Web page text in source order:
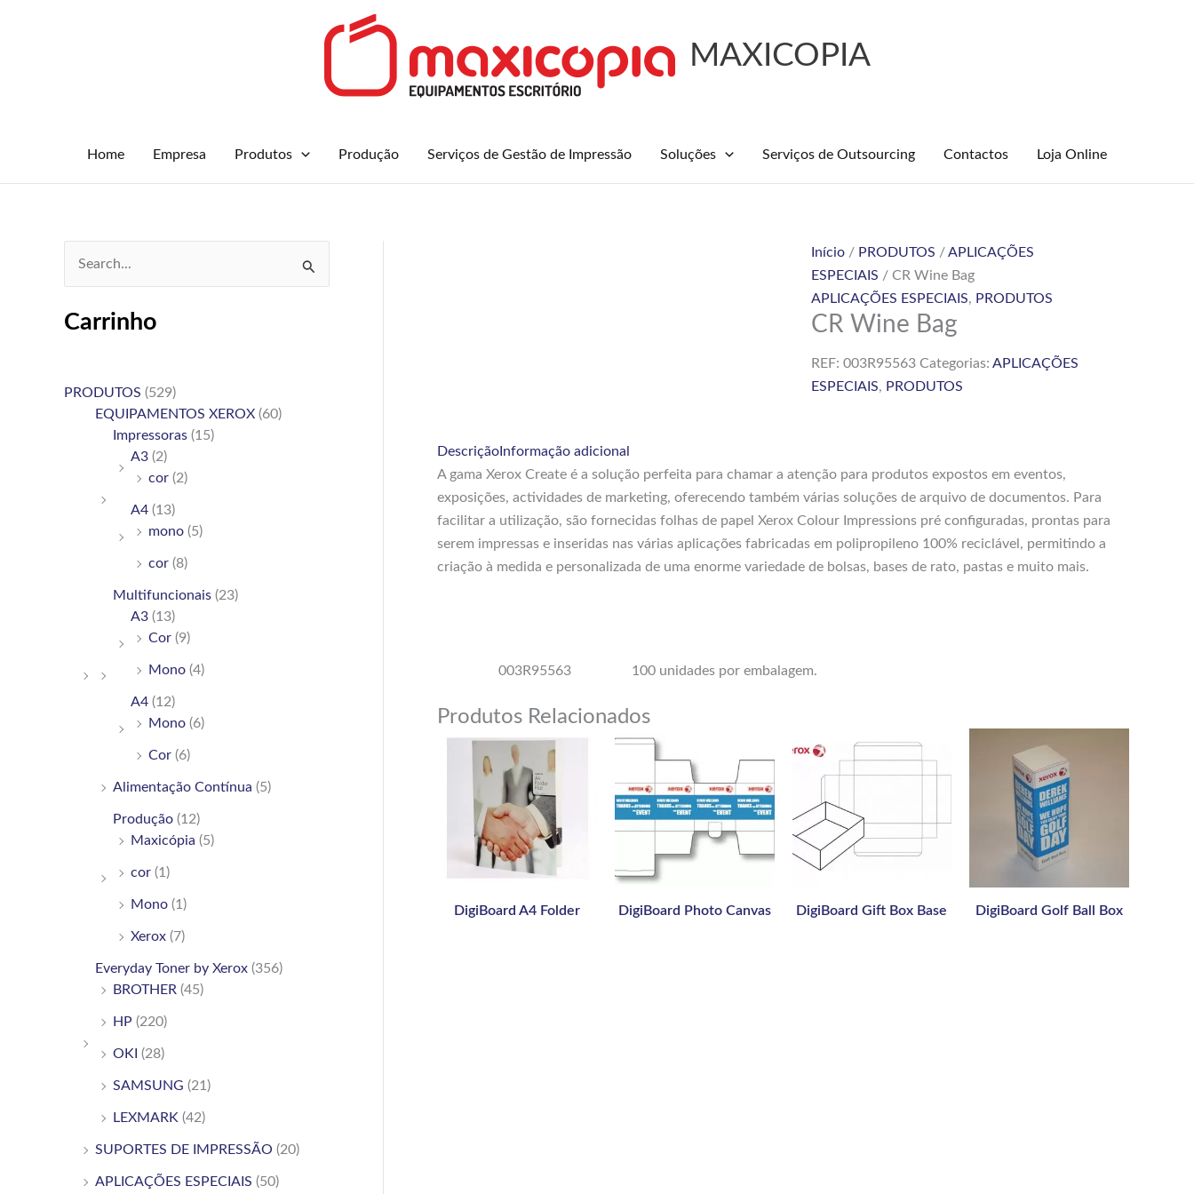
MAXICOPIA
Home Empresa Produtos Produção Serviços de Gestão de Impressão Soluções Serviços de Outsourcing Contactos Loja Online
a
Carrinho
PRODUTOS (529)
EQUIPAMENTOS XEROX (60)
Impressoras (15)
A3 (2)
cor (2)
A4 (13)
mono (5)
cor (8)
Multifuncionais (23)
A3 (13)
Cor (9)
Mono (4)
A4 (12)
Mono (6)
Cor (6)
Alimentação Contínua (5)
Produção (12)
Maxicópia (5)
cor (1)
Mono (1)
Xerox (7)
Everyday Toner by Xerox (356)
BROTHER (45)
HP (220)
OKI (28)
SAMSUNG (21)
LEXMARK (42)
SUPORTES DE IMPRESSÃO (20)
APLICAÇÕES ESPECIAIS (50)
Início/ PRODUTOS /APLICAÇÕES
ESPECIAIS / CR Wine Bag
APLICAÇÕES ESPECIAIS, PRODUTOS
CR Wine Bag
REF: 003R95563 Categorias: APLICAÇÕES
ESPECIAIS, PRODUTOS
Descrição Informação adicional
A gama Xerox Create é a solução perfeita para chamar a atenção para produtos expostos em eventos,
exposições, actividades de marketing, oferecendo também várias soluções de arquivo de documentos. Para
facilitar a utilização, são fornecidas folhas de papel Xerox Colour Impressions pré configuradas, prontas para
serem impressas e inseridas nas várias aplicações fabricadas em polipropileno 100% reciclável, permitindo a
criação à medida e personalizada de uma enorme variedade de bolsas, bases de rato, pastas e muito mais.
003R95563 100 unidades por embalagem.
Produtos Relacionados
DigiBoard A4 Folder DigiBoard Photo Canvas DigiBoard Gift Box Base DigiBoard Golf Ball Box